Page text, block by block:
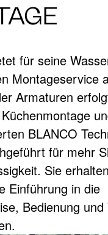
für seine
Montageservice
Armaturen
BLANCO
für mehr
Sie erhalten
Einführung in die
Bedienung